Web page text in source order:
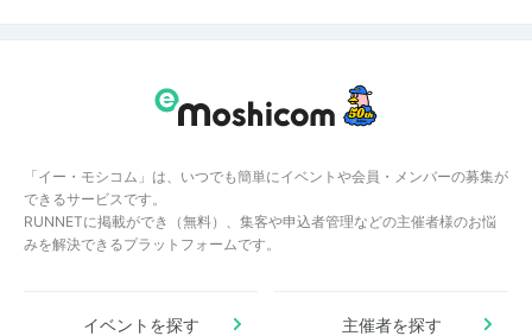
「イー・モシコム」は、いつでも簡単にイベントや会員・メンバーの募集が
できるサービスです。
RUNNETに掲載ができ（無料）、集客や申込者管理などの主催者様のお悩
みを解決できるプラットフォームです。
イベントを探す 主催者を探す